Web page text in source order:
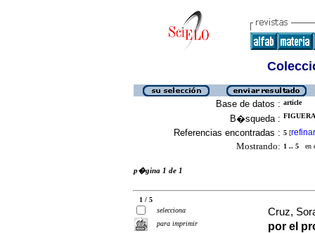
Base de datos : article
B�squeda :
Referencias encontradas : 5 [refinar
Mostrando: 1 .. 5 en
p�gina 1 de 1
1 / 5
selecciona
para imprimir
Cruz,
por el